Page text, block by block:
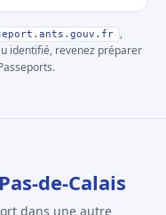
,
identifié, revenez préparer
de-Calais
dans une autre